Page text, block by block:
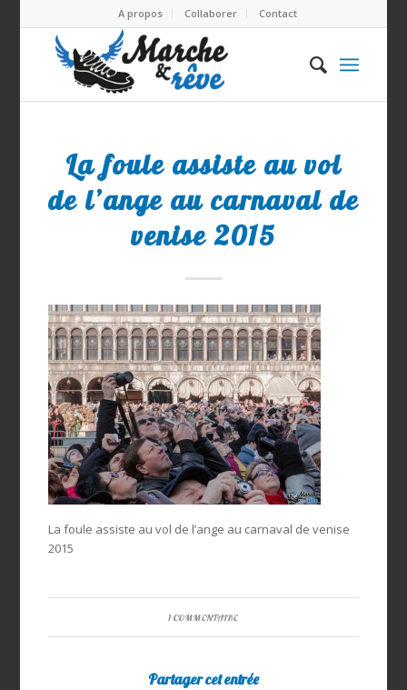
A propos Collaborer Contact
La foule assiste au vol
de l’ange au carnaval de
venise 2015
La foule assiste au vol de l’ange au carnaval de venise
2015
1 COMMENTAIRE
Partager cet entrée